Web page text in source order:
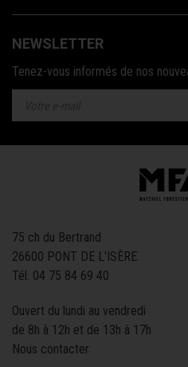
NEWSLETTER
Tenez-vous informés de nos
75 ch du Bertrand
26600 PONT DE L'ISÈRE
Tél. 04 75 84 69 40
Ouvert du lundi au vendredi
de 8h à 12h et de 13h à 17h
Nous contacter